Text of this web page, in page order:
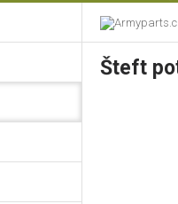
Šteft